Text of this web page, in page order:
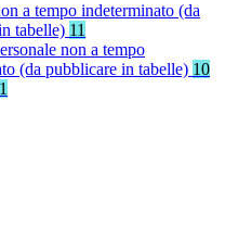
a tempo indeterminato (da
tabelle) 11
non a tempo
(da pubblicare in tabelle) 10